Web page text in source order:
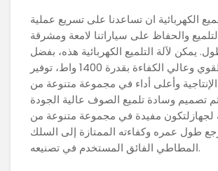
الكهربائية ان تساعدنا على تسريع عملية
والحفاظ على سياراتنا لامعة ومشرقة
يمكن لآلة التلميع الكهربائية هذه، بفضل
محركها القوي وعالي الكفاءة بقدرة 1400 واط، توفير
وأعلى أداء في مجموعة متنوعة من
تصميم وسادة تلميع الصوف عالية الجودة
لجهازلتكون مفيدة في مجموعة متنوعة من
طول عمره وكفاءته الممتازة إلى السلك
المطاطي الفائق المستخدم في تصنيعه.